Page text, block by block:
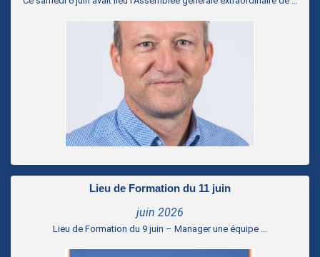
Lieu de Formation du 11 juin
juin 2026
Lieu de Formation du 9 juin – Manager une équipe …